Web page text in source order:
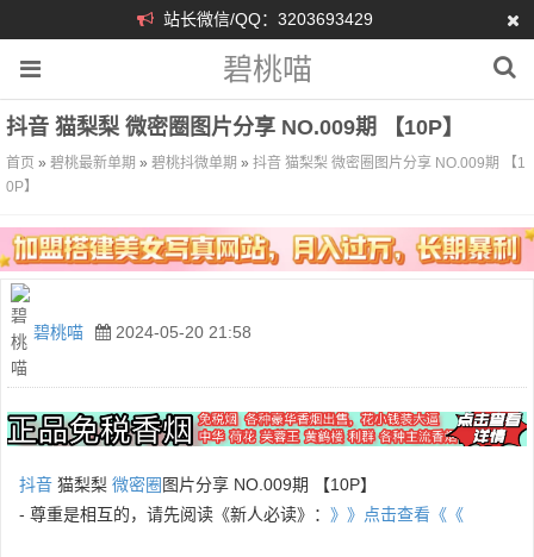
站长微信/QQ：3203693429
碧桃喵
抖音 猫梨梨 微密圈图片分享 NO.009期 【10P】
首页 » 碧桃最新单期 » 碧桃抖微单期 » 抖音 猫梨梨 微密圈图片分享 NO.009期 【1
0P】
碧桃喵 2024-05-20 21:58
抖音 猫梨梨 微密圈 图片分享 NO.009期 【10P】
- 尊重是相互的，请先阅读《新人必读》： 》》点击查看《《